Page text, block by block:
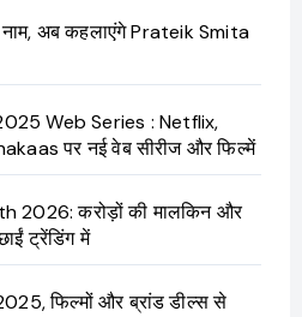
अब कहलाएंगे Prateik Smita
Web Series : Netflix,
पर नई वेब सीरीज और फिल्में
2026: करोड़ों की मालकिन और
ट्रेंडिंग में
फिल्मों और ब्रांड डील्स से